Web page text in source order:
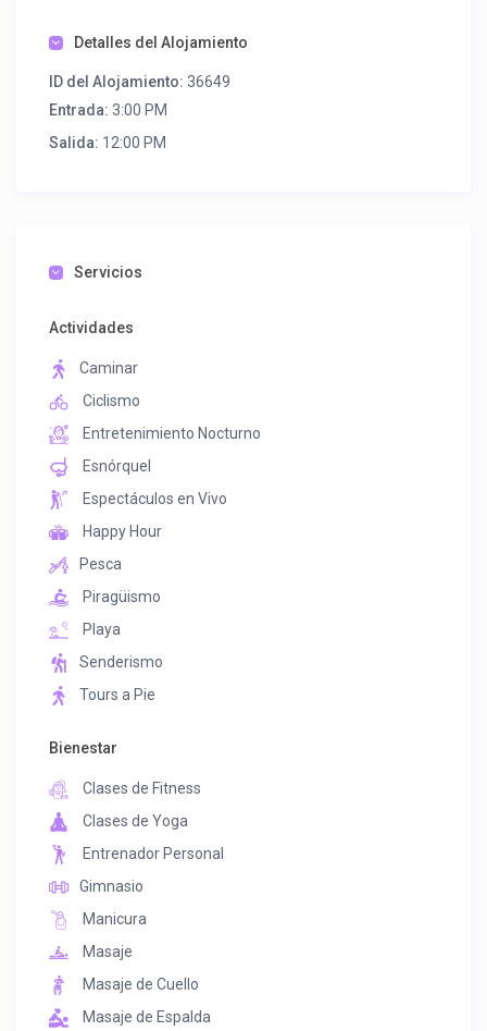
Detalles del Alojamiento
ID del Alojamiento: 36649
Entrada: 3:00 PM
Salida: 12:00 PM
Servicios
Actividades
Caminar
Ciclismo
Entretenimiento Nocturno
Esnórquel
Espectáculos en Vivo
Happy Hour
Pesca
Piragüismo
Playa
Senderismo
Tours a Pie
Bienestar
Clases de Fitness
Clases de Yoga
Entrenador Personal
Gimnasio
Manicura
Masaje
Masaje de Cuello
Masaje de Espalda